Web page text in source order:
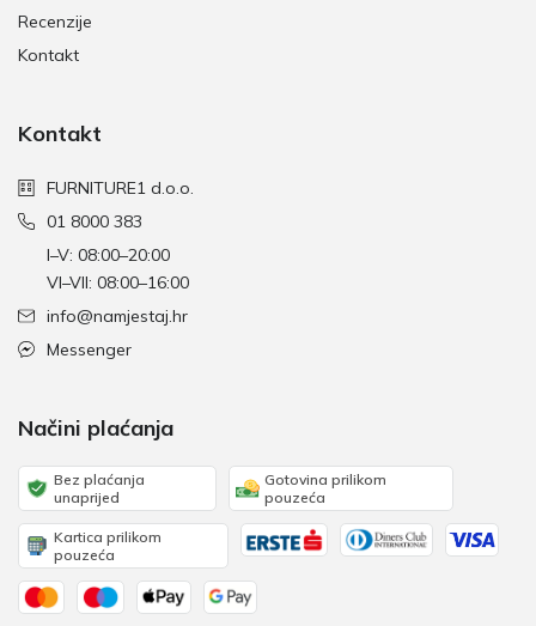
Recenzije
Kontakt
Kontakt
FURNITURE1 d.o.o.
01 8000 383
I–V: 08:00–20:00
VI–VII: 08:00–16:00
info@namjestaj.hr
Messenger
Načini plaćanja
Bez plaćanja
unaprijed
Gotovina prilikom
pouzeća
Kartica prilikom
pouzeća